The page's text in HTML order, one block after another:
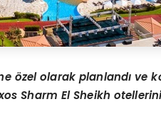
özel olarak planlandı ve
Sharm El Sheikh